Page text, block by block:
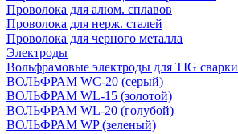
Проволока для алюм. сплавов
Проволока для нерж. сталей
Проволока для черного металла
Электроды
Вольфрамовые электроды для TIG сварки
ВОЛЬФРАМ WC-20 (серый)
ВОЛЬФРАМ WL-15 (золотой)
ВОЛЬФРАМ WL-20 (голубой)
ВОЛЬФРАМ WP (зеленый)